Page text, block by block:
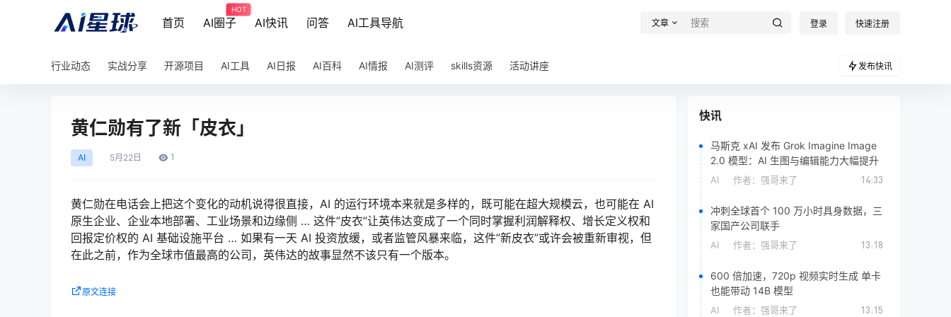
首页 AI圈子
HOT
AI快讯 问答 AI工具导航 文章 登录 快速注册
行业动态 实战分享 开源项目 AI工具 AI日报 AI百科 AI情报 AI测评 skills资源 活动讲座 发布快讯
黄仁勋有了新「皮衣」
AI 5月 22日 1
黄仁勋在电话会上把这个变化的动机说得很直接，AI 的运行环境本来就是多样的，既可能在超大规模云，也可能在 AI
原生企业、企业本地部署、工业场景和边缘侧 … 这件”皮衣”让英伟达变成了一个同时掌握利润解释权、增长定义权和
回报定价权的 AI 基础设施平台 … 如果有一天 AI 投资放缓，或者监管风暴来临，这件”新皮衣”或许会被重新审视，但
在此之前，作为全球市值最高的公司，英伟达的故事显然不该只有一个版本。
原文连接
快讯
马斯克 xAI 发布 Grok Imagine Image
2.0 模型：AI 生图与编辑能力大幅提升
AI 作者： 强哥来了 14:33
冲刺全球首个 100 万小时具身数据，三
家国产公司联手
AI 作者： 强哥来了 13:18
600 倍加速，720p 视频实时生成 单卡
也能带动 14B 模型
AI 作者： 强哥来了 13:15